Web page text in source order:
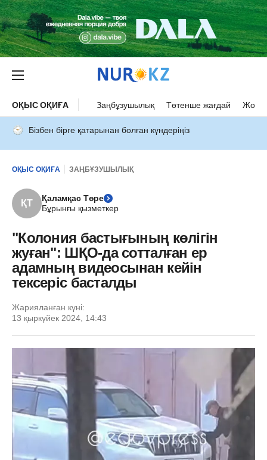
ОҚЫС ОҚИҒА Заңбұзушылық Төтенше жағдай Жол
Бізбен бірге қатарынан болған күндеріңіз
ОҚЫС ОҚИҒА ЗАҢБҰЗУШЫЛЫҚ
ҚТ
Қаламқас Төре
Бұрынғы қызметкер
"Колония бастығының көлігін
жуған": ШҚО-да сотталған ер
адамның видеосынан кейін
тексеріс басталды
Жарияланған күні:
13 қыркүйек 2024, 14:43